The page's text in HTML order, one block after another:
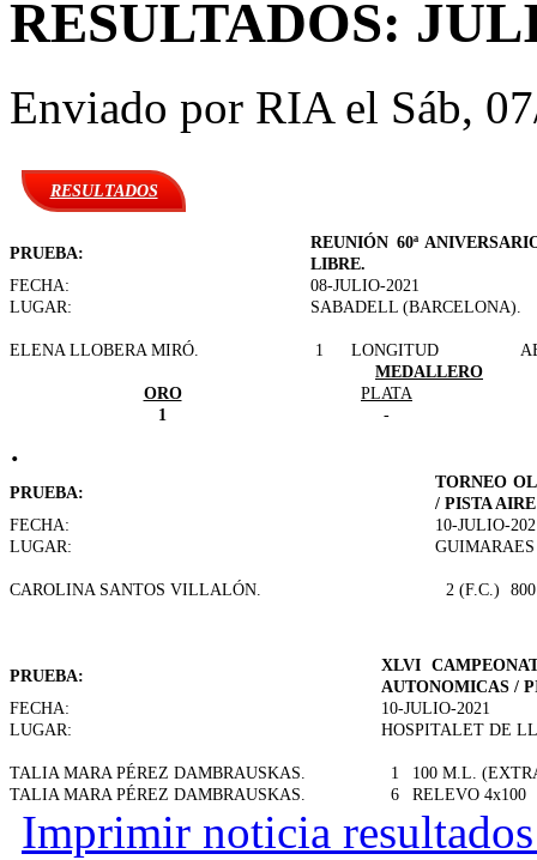
RESULTADOS:
Enviado por RIAel Sáb,
RESULTADOS
PRUEBA:
REUNIÓN 60ª
LIBRE.
FECHA:
08-JULIO-2021
LUGAR:
SABADELL (BARCELONA).
ELENA LLOBERA MIRÓ. 1 LONGITUD
MEDALLERO
ORO
PLATA
1
-
.
PRUEBA:
TORNEO
/ PISTA
FECHA:
10-JULIO-
LUGAR:
CAROLINA SANTOS VILLALÓN. 2 (F.C.)
PRUEBA:
XLVI
AUTONOMICAS /
FECHA:
10-JULIO-2021
LUGAR:
HOSPITALET DE
TALIA MARA PÉREZ DAMBRAUSKAS. 1
100 M.L.
TALIA MARA PÉREZ DAMBRAUSKAS.
6 RELEVO 4x100
Imprimir noticia